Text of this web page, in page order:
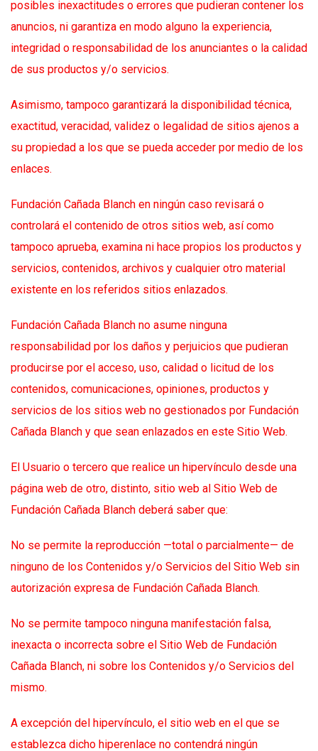
posibles inexactitudes o errores que pudieran contener los
anuncios, ni garantiza en modo alguno la experiencia,
integridad o responsabilidad de los anunciantes o la calidad
de sus productos y/o servicios.
Asimismo, tampoco garantizará la disponibilidad técnica,
exactitud, veracidad, validez o legalidad de sitios ajenos a
su propiedad a los que se pueda acceder por medio de los
enlaces.
Fundación Cañada Blanch en ningún caso revisará o
controlará el contenido de otros sitios web, así como
tampoco aprueba, examina ni hace propios los productos y
servicios, contenidos, archivos y cualquier otro material
existente en los referidos sitios enlazados.
Fundación Cañada Blanch no asume ninguna
responsabilidad por los daños y perjuicios que pudieran
producirse por el acceso, uso, calidad o licitud de los
contenidos, comunicaciones, opiniones, productos y
servicios de los sitios web no gestionados por Fundación
Cañada Blanch y que sean enlazados en este Sitio Web.
El Usuario o tercero que realice un hipervínculo desde una
página web de otro, distinto, sitio web al Sitio Web de
Fundación Cañada Blanch deberá saber que:
No se permite la reproducción —total o parcialmente— de
ninguno de los Contenidos y/o Servicios del Sitio Web sin
autorización expresa de Fundación Cañada Blanch.
No se permite tampoco ninguna manifestación falsa,
inexacta o incorrecta sobre el Sitio Web de Fundación
Cañada Blanch, ni sobre los Contenidos y/o Servicios del
mismo.
A excepción del hipervínculo, el sitio web en el que se
establezca dicho hiperenlace no contendrá ningún